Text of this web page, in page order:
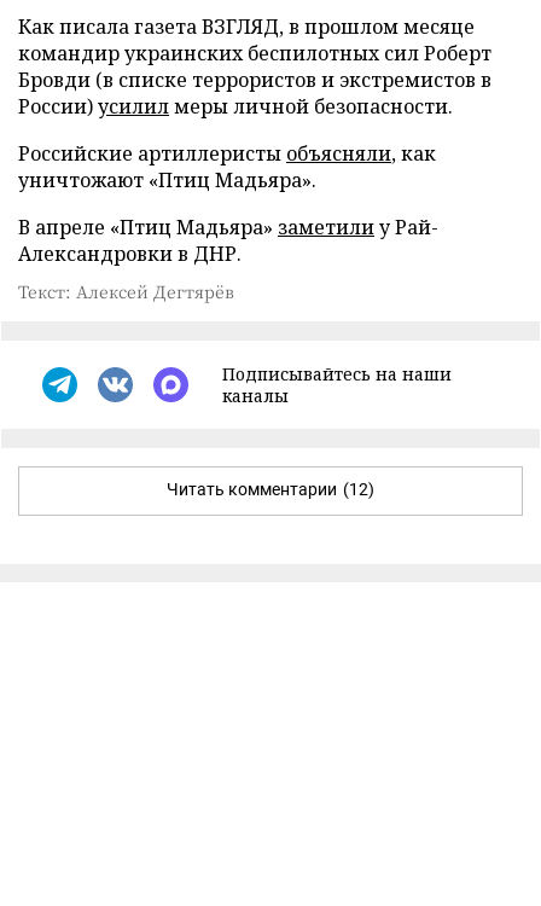
Как писала газета ВЗГЛЯД, в прошлом месяце
командир украинских беспилотных сил Роберт
Бровди (в списке террористов и экстремистов в
России)усилилмеры личной безопасности.
Российские артиллеристы объясняли, как
уничтожают «Птиц Мадьяра».
В апреле «Птиц Мадьяра» заметилиу Рай-
Александровки в ДНР.
Текст: Алексей Дегтярёв
Подписывайтесь на наши
каналы
Читать комментарии (12)